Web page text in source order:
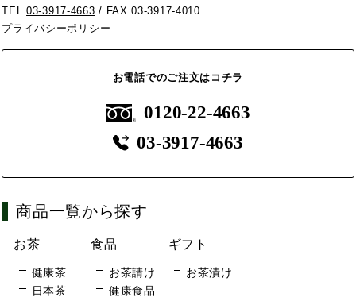
TEL03-3917-4663 / FAX 03-3917-4010
プライバシーポリシー
お電話でのご注文はコチラ
0120-22-4663
03-3917-4663
商品一覧から探す
お茶
健康茶
日本茶
食品
お茶請け
健康食品
ギフト
お茶漬け